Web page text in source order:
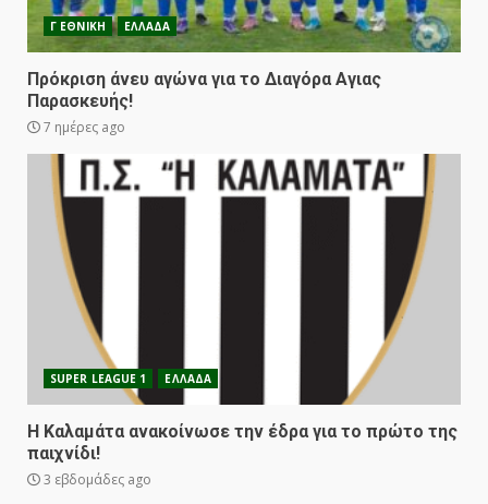
Γ ΕΘΝΙΚΗ ΕΛΛΑΔΑ
Πρόκριση άνευ αγώνα για το Διαγόρα Αγιας
Παρασκευής!
7 ημέρες ago
SUPER LEAGUE 1 ΕΛΛΑΔΑ
Η Καλαμάτα ανακοίνωσε την έδρα για το πρώτο της
παιχνίδι!
3 εβδομάδες ago